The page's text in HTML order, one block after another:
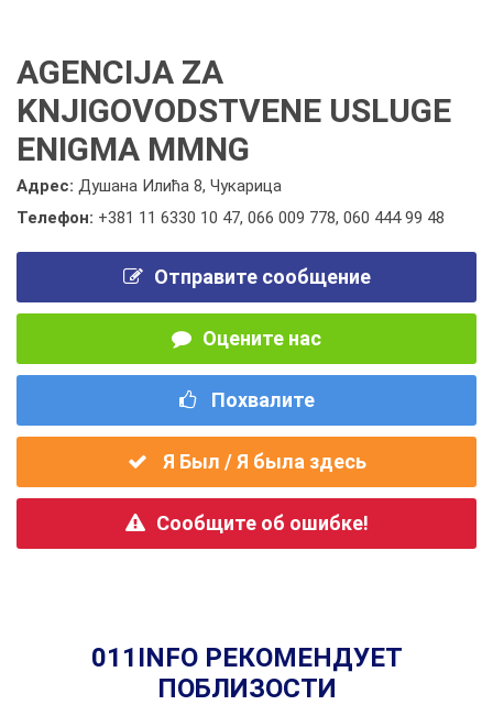
AGENCIJA ZA
KNJIGOVODSTVENE USLUGE
ENIGMA MMNG
Адрес: Душана Илића 8, Чукарица
Телефон: +381 11 6330 10 47, 066 009 778, 060 444 99 48
Отправите сообщение
Оцените нас
Похвалите
Я Был / Я была здесь
Сообщите об ошибке!
011INFO РЕКОМЕНДУЕТ
ПОБЛИЗОСТИ